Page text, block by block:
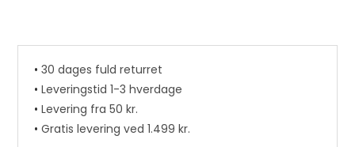
Postskrue 5x9 mm. Nikkel pr. stk.
4,00 DKK
•30 dages fuld returret
•Leveringstid 1-3 hverdage
•Levering fra 50 kr.
•Gratis levering ved 1.499 kr.